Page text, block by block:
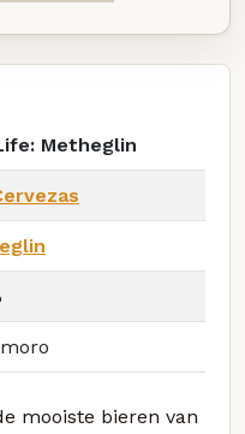
Metheglin
mooiste bieren van